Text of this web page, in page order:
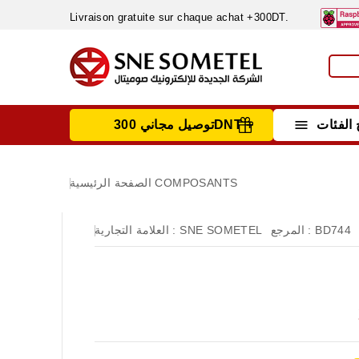
Livraison gratuite sur chaque achat +300DT.
 توصيل مجاني 300DNT +
الصفحة الرئيسية COMPOSANTS
العلامة التجارية : SNE SOMETEL المرجع : BD744